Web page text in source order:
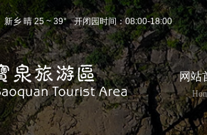
新乡 晴 25 ~ 39°
农历 六月廿五
明天( 星期六)
22 ~ 31
后天( 星期日)
23 ~ 31
开闭园时间：08:00-18:00
网站